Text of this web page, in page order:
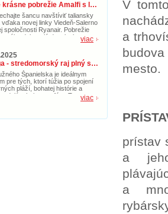
Zažite krásne pobrežie Amalfi s letenkami už od 47€
šancu navštíviť taliansky
novej linky Viedeň-Salerno
spoločnosti Ryanair. Pobrežie
ponúka dokonalú dovolenke s
prírodou, pozoruhodnými
a kultúrou. Kúpte si akciové
v hodnote 47€ teraz a doprajte si
letný oddych.
viac
Malaga - stredomorský raj plný slnka a kultúry!
Španielska je ideálnym
pre tých, ktorí túžia po spojení
pláží, bohatej histórie a
andalúzskej atmosféry. Toto viac
V
a
mesto.
prístav
a
a